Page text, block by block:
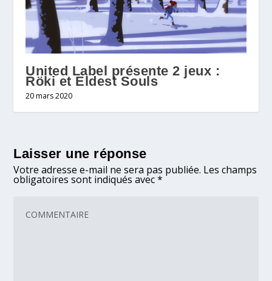
United Label présente 2 jeux :
Röki et Eldest Souls
20 mars 2020
Laisser une réponse
Votre adresse e-mail ne sera pas publiée. Les champs
obligatoires sont indiqués avec*